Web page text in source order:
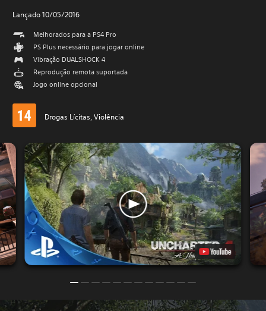
Lançado 10/05/2016
Melhorados para a PS4 Pro
PS Plus necessário para jogar online
Vibração DUALSHOCK 4
Reprodução remota suportada
Jogo online opcional
Drogas Lícitas, Violência